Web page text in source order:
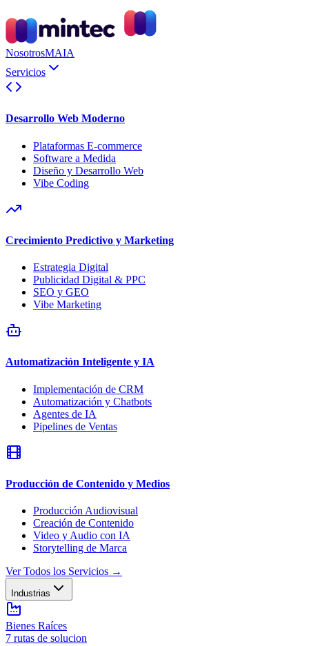
NosotrosMAIA
Servicios
Desarrollo Web Moderno
Plataformas E-commerce
Software a Medida
Diseño y Desarrollo Web
Vibe Coding
Crecimiento Predictivo y Marketing
Estrategia Digital
Publicidad Digital & PPC
SEO y GEO
Vibe Marketing
Automatización Inteligente y IA
Implementación de CRM
Automatización y Chatbots
Agentes de IA
Pipelines de Ventas
Producción de Contenido y Medios
Producción Audiovisual
Creación de Contenido
Video y Audio con IA
Storytelling de Marca
Ver Todos los Servicios →
Industrias
Bienes Raíces
7 rutas de solucion